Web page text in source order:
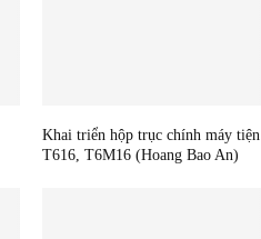
Khai triển hộp trục chính máy tiện
T616, T6M16 (Hoang Bao An)